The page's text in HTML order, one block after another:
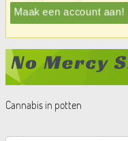
Maak een account aan!
Cannabis in potten